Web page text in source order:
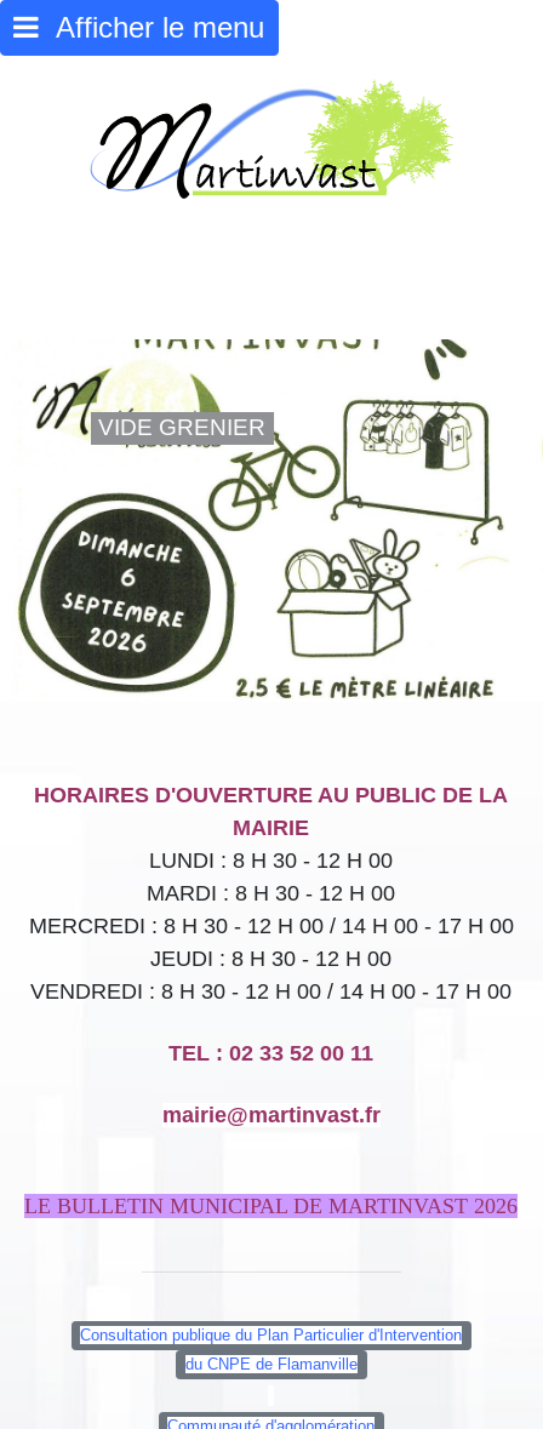
Afficher le menu
VIDE GRENIER
HORAIRES D'OUVERTURE AU PUBLIC DE LA
MAIRIE
LUNDI : 8 H 30 - 12 H 00
MARDI : 8 H 30 - 12 H 00
MERCREDI : 8 H 30 - 12 H 00 / 14 H 00 - 17 H 00
JEUDI :8 H 30 - 12 H 00
VENDREDI : 8 H 30 - 12 H 00 / 14 H 00 - 17 H 00
TEL : 02 33 52 00 11
mairie@martinvast.fr
LE BULLETIN MUNICIPAL DE MARTINVAST 2026
Consultation publique du Plan Particulier d'Intervention
du CNPE de Flamanville